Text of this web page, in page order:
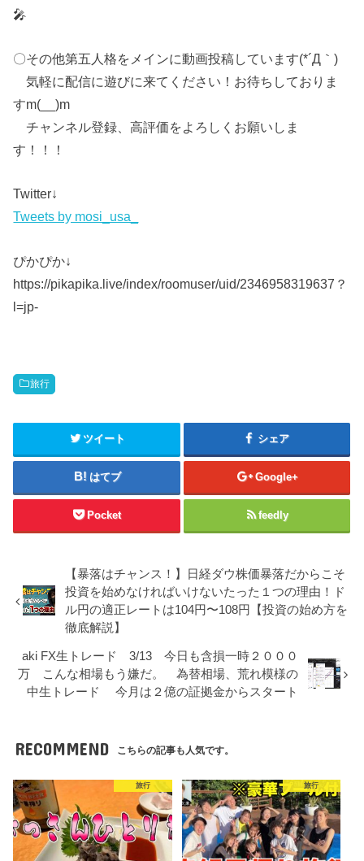
🎤
〇その他第五人格をメインに動画投稿しています(*´Д｀)
気軽に配信に遊びに来てください！お待ちしておりま
すm(__)m
チャンネル登録、高評価をよろしくお願いしま
す！！！
Twitter↓
Tweets by mosi_usa_
ぴかぴか↓
https://pikapika.live/index/roomuser/uid/2346958319637？
l=jp-
旅行
ツイート シェア
はてブ Google+
Pocket feedly
【暴落はチャンス！】日経ダウ株価暴落だからこそ
投資を始めなければいけないたった１つの理由！ド
ル円の適正レートは104円〜108円【投資の始め方を
徹底解説】
aki FX生トレード 3/13 今日も含損一時２０００
万 こんな相場もう嫌だ。 為替相場、荒れ模様の
中生トレード 今月は２億の証拠金からスタート
RECOMMEND こちらの記事も人気です。
旅行 旅行